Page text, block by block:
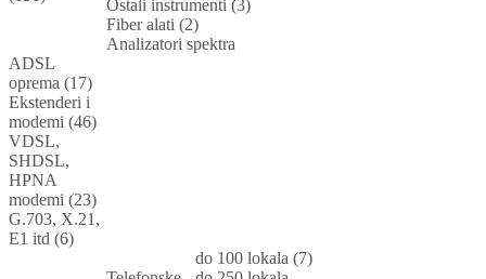
Ostali instrumenti (3)
Fiber alati (2)
Analizatori spektra
ADSL
oprema (17)
Ekstenderi i
modemi (46)
VDSL,
SHDSL,
HPNA
modemi (23)
G.703, X.21,
E1 itd (6)
do 100 lokala (7)